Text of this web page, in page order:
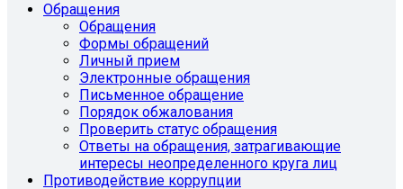
Обращения
Обращения
Формы обращений
Личный прием
Электронные обращения
Письменное обращение
Порядок обжалования
Проверить статус обращения
Ответы на обращения, затрагивающие
интересы неопределенного круга лиц
Противодействие коррупции